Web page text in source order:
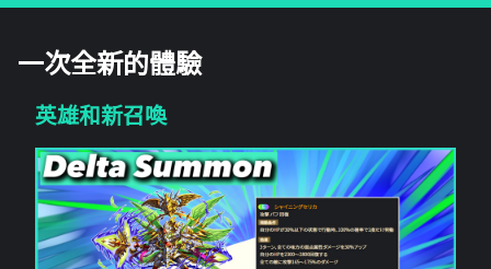
一次全新的體驗
英雄和新召喚